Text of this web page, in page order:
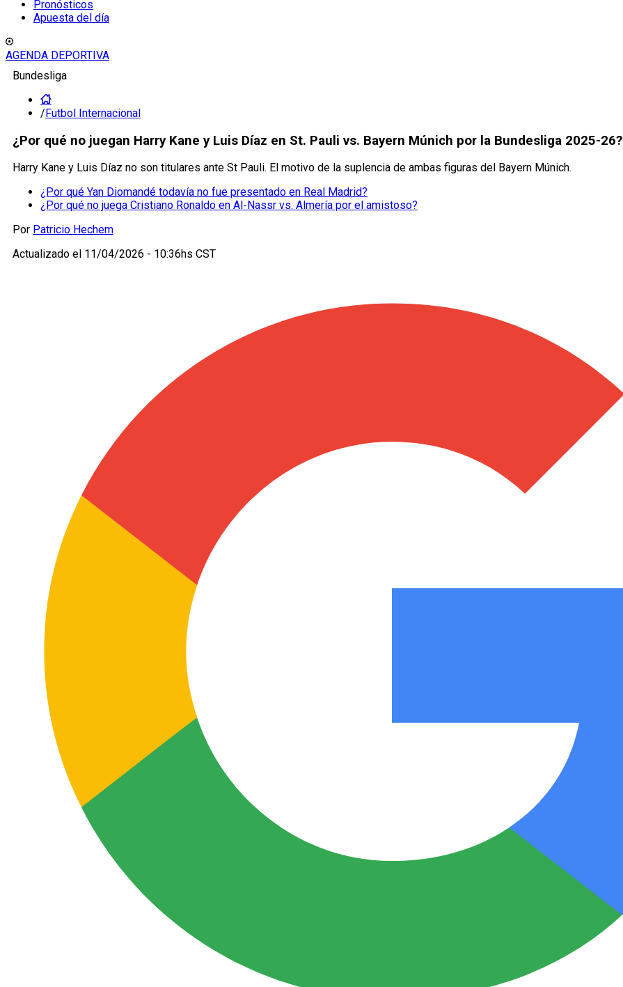
Pronósticos
Apuesta del día
AGENDA DEPORTIVA
Bundesliga
/Futbol Internacional
¿Por qué no juegan Harry Kane y Luis Díaz en St. Pauli vs. Bayern Múnich por la Bundesliga 2025-26?
Harry Kane y Luis Díaz no son titulares ante St Pauli. El motivo de la suplencia de ambas figuras del Bayern Múnich.
¿Por qué Yan Diomandé todavía no fue presentado en Real Madrid?
¿Por qué no juega Cristiano Ronaldo en Al-Nassr vs. Almería por el amistoso?
Por Patricio Hechem
Actualizado el 11/04/2026 - 10:36hs CST